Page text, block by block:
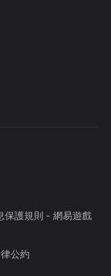
保護規則 - 網易遊戲
公約